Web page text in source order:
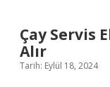
Çay Servis
Alır
Tarih: Eylül 18, 2024